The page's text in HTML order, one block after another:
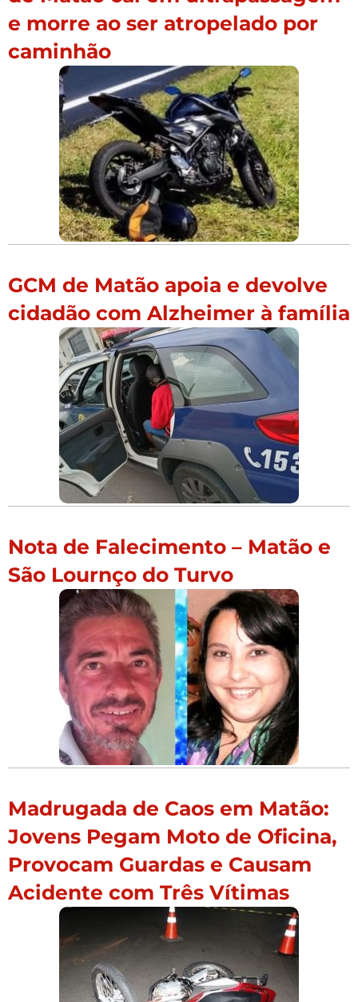
e morre ao ser atropelado por
caminhão
GCM de Matão apoia e devolve
cidadão com Alzheimer à família
Nota de Falecimento – Matão e
São Lournço do Turvo
Madrugada de Caos em Matão:
Jovens Pegam Moto de Oficina,
Provocam Guardas e Causam
Acidente com Três Vítimas